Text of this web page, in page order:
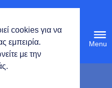
cookies για να
εμπειρία.
με την